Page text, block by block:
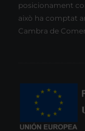
posicionament
això ha comptat
Cambra de